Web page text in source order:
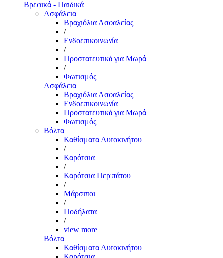
Βρεφικά - Παιδικά
Ασφάλεια
Βραχιόλια Ασφαλείας
/
Ενδοεπικοινωνία
/
Προστατευτικά για Μωρά
/
Φωτισμός
Ασφάλεια
Βραχιόλια Ασφαλείας
Ενδοεπικοινωνία
Προστατευτικά για Μωρά
Φωτισμός
Βόλτα
Καθίσματα Αυτοκινήτου
/
Καρότσια
/
Καρότσια Περιπάτου
/
Μάρσιποι
/
Ποδήλατα
/
view more
Βόλτα
Καθίσματα Αυτοκινήτου
Καρότσια